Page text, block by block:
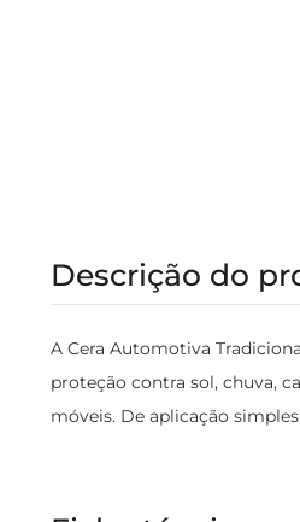
Descrição do
A Cera Automotiva
proteção contra sol, chuva,
móveis. De aplicação